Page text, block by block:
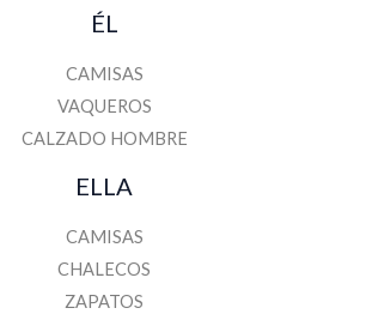
ÉL
CAMISAS
VAQUEROS
CALZADO HOMBRE
ELLA
CAMISAS
CHALECOS
ZAPATOS